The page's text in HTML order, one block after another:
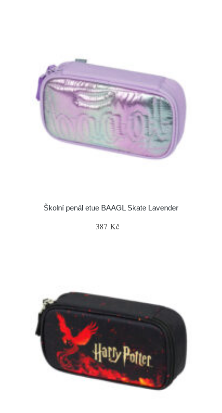
Školní penál etue BAAGL Skate Lavender
387 Kč